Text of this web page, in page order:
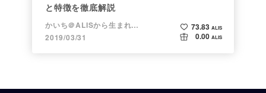
と特徴を徹底解説
かいち＠ALISから生まれた漫画家
2019/03/31
73.83 ALIS
0.00 ALIS